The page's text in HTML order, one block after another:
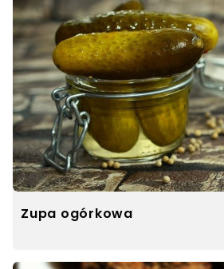
Zupa ogórkowa